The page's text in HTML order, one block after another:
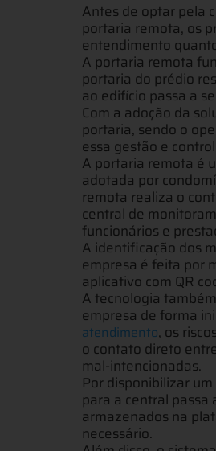
Antes de optar pela
portaria remota, os
entendimento
A portaria remota
portaria do prédio
ao edifício passa a
Com a adoção da
portaria, sendo o
essa gestão e
A portaria remota é
adotada por
remota realiza o
central de
funcionários e
A identificação dos
empresa é feita por
aplicativo com QR
A tecnologia
empresa de forma
atendimento, os
o contato direto
mal-intencionadas.
Por disponibilizar
para a central passa
armazenados na
necessário.